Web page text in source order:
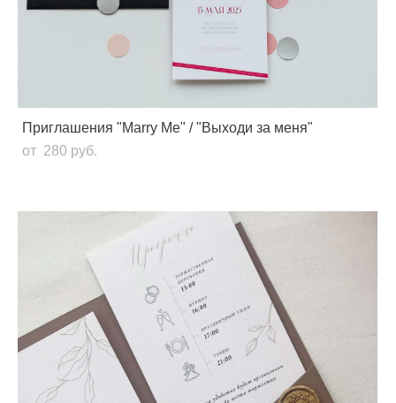
Приглашения "Marry Me" / "Выходи за меня"
от 280 pуб.